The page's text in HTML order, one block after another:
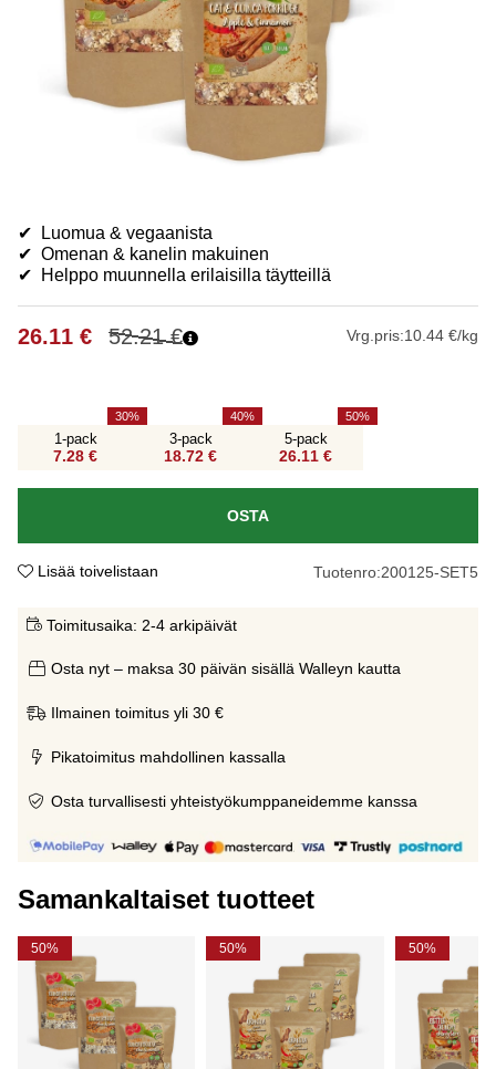
✔ Luomua & vegaanista
✔ Omenan & kanelin makuinen
✔ Helppo muunnella erilaisilla täytteillä
52.21€
26.11 € Vrg.pris:10.44 €/kg
1-pack
7.28 €
30
3-pack
18.72 €
40
5-pack
26.11 €
50
OSTA
Lisää toivelistaan Tuotenro:200125-SET5
Toimitusaika: 2-4 arkipäivät
Osta nyt – maksa 30 päivän sisällä Walleyn kautta
Ilmainen toimitus yli 30 €
Pikatoimitus mahdollinen kassalla
Osta turvallisesti yhteistyökumppaneidemme kanssa
Samankaltaiset tuotteet
50% 50% 50%